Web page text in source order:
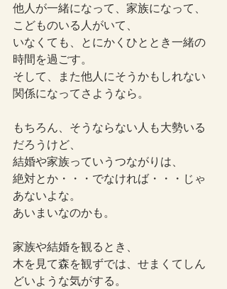
他人が一緒になって、家族になって、
こどものいる人がいて、
いなくても、とにかくひととき一緒の
時間を過ごす。
そして、また他人にそうかもしれない
関係になってさようなら。
もちろん、そうならない人も大勢いる
だろうけど、
結婚や家族っていうつながりは、
絶対とか・・・でなければ・・・じゃ
あないよな。
あいまいなのかも。
家族や結婚を観るとき、
木を見て森を観ずでは、せまくてしん
どいような気がする。